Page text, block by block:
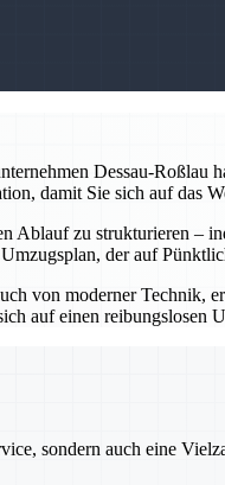
Dessau-Roßlau
damit Sie sich auf das
Ablauf zu strukturieren –
der auf
von moderner Technik,
auf einen reibungslosen
sondern auch eine